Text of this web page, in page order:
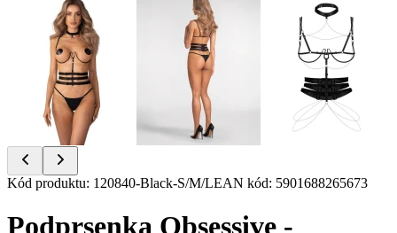
Item
of
Kód produktu: 120840-Black-S/M/LEAN kód: 5901688265673
Podprsenka Obsessive -